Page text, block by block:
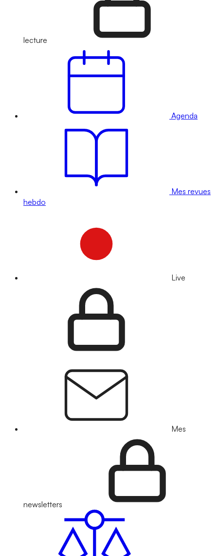
lecture
Agenda
Mes revues
hebdo
Live
Mes
newsletters